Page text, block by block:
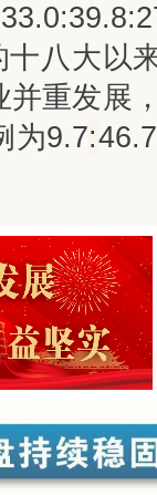
八大以
重发展
为9.7:46.7